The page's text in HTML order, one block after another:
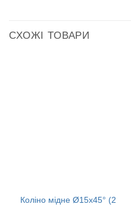
СХОЖІ ТОВАРИ
Коліно мідне Ø15х45° (2